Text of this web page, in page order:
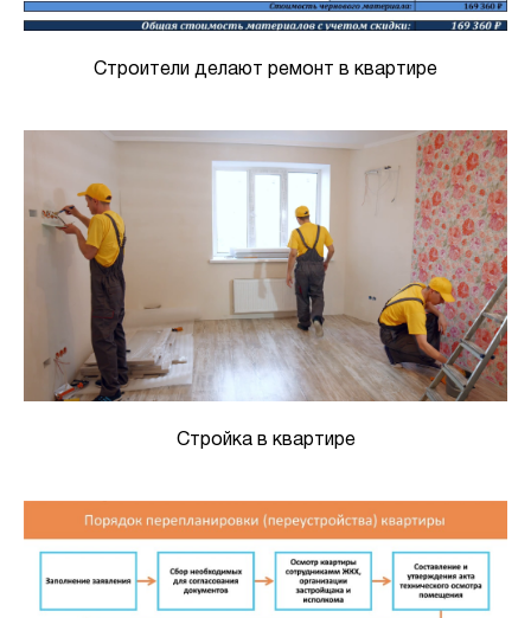
Строители делают ремонт в квартире
Стройка в квартире